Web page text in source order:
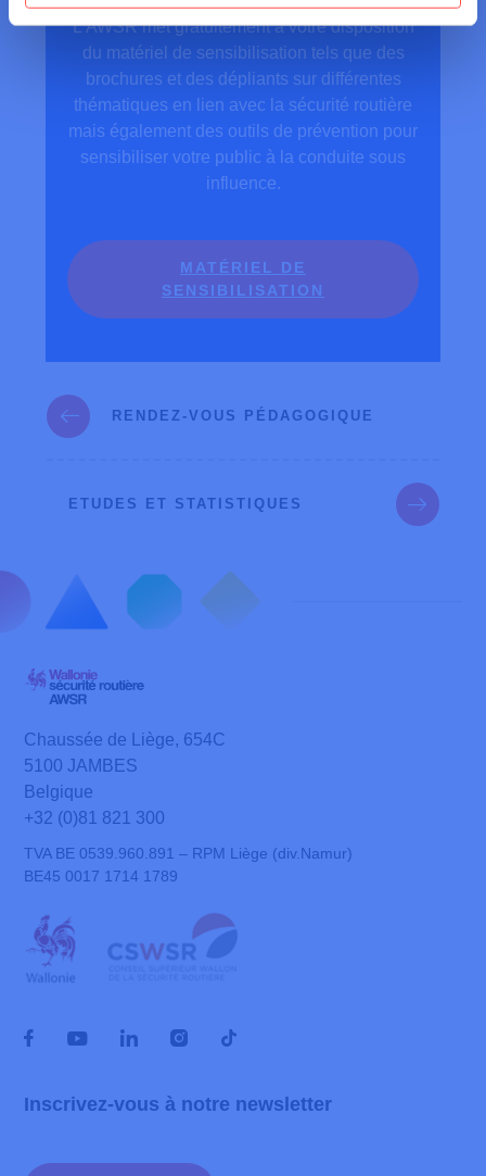
L’AWSR met gratuitement à votre disposition
du matériel de sensibilisation tels que des
brochures et des dépliants sur différentes
thématiques en lien avec la sécurité routière
mais également des outils de prévention pour
sensibiliser votre public à la conduite sous
influence.
MATÉRIEL DE
SENSIBILISATION
RENDEZ-VOUS PÉDAGOGIQUE
ETUDES ET STATISTIQUES
Chaussée de Liège, 654C
5100 JAMBES
Belgique
+32 (0)81 821 300
TVA BE 0539.960.891 – RPM Liège (div.Namur)
BE45 0017 1714 1789
Inscrivez-vous à notre newsletter